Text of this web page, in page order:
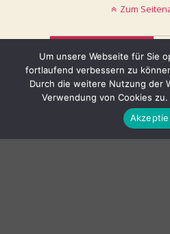
Zum
Mobil
©
Um unsere Webseite für Sie
fortlaufend verbessern zu
Durch die weitere Nutzung der
Verwendung von Cookies zu.